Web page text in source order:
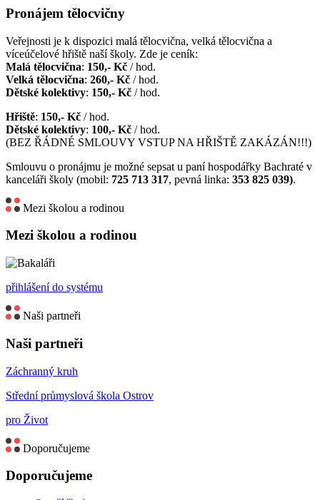
Pronájem tělocvičny
Veřejnosti je k dispozici malá tělocvična, velká tělocvična a
víceúčelové hřiště naší školy. Zde je ceník:
Malá tělocvična: 150,- Kč / hod.
Velká tělocvična: 260,- Kč / hod.
Dětské kolektivy: 150,- Kč / hod.
Hřiště: 150,- Kč / hod.
Dětské kolektivy: 100,- Kč / hod.
(BEZ ŘÁDNÉ SMLOUVY VSTUP NA HŘIŠTĚ ZAKÁZÁN!!!)
Smlouvu o pronájmu je možné sepsat u paní hospodářky Bachraté v
kanceláři školy (mobil: 725 713 317, pevná linka: 353 825 039).
Mezi školou a rodinou
Mezi školou a rodinou
přihlášení do systému
Naši partneři
Naši partneři
Záchranný kruh
Střední průmyslová škola Ostrov
pro Život
Doporučujeme
Doporučujeme